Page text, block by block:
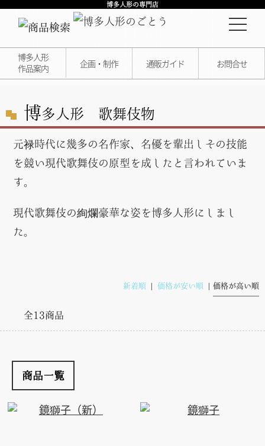
博多人形の専門店
博多人形
作品案内
企画・制作 通販ガイド お問合せ
博多人形 歌舞伎物
元禄時代に幾多の名作家、名優を輩出しその技能
を競い現代歌舞伎の原型を成したと言われていま
す。
現代歌舞伎の絢爛豪華な姿を博多人形にしまし
た。
新着順 価格が安い順 価格が高い順
全13商品
商品一覧